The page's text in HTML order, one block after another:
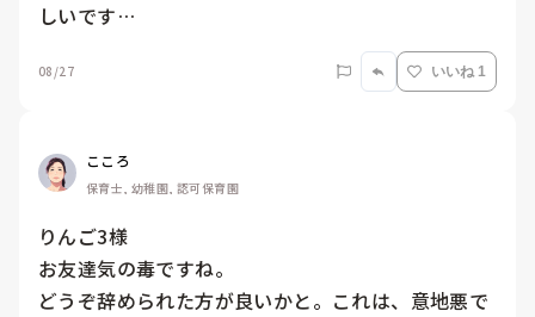
しいです…
08/27 いいね 1
こころ
保育士, 幼稚園, 認可保育園
りんご3様
お友達気の毒ですね。
どうぞ辞められた方が良いかと。これは、意地悪で